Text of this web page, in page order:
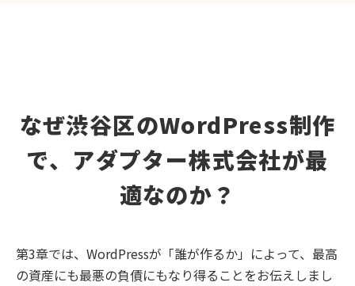
なぜ渋谷区のWordPress制作
で、アダプター株式会社が最
適なのか？
第3章では、WordPressが「誰が作るか」によって、最高
の資産にも最悪の負債にもなり得ることをお伝えしまし